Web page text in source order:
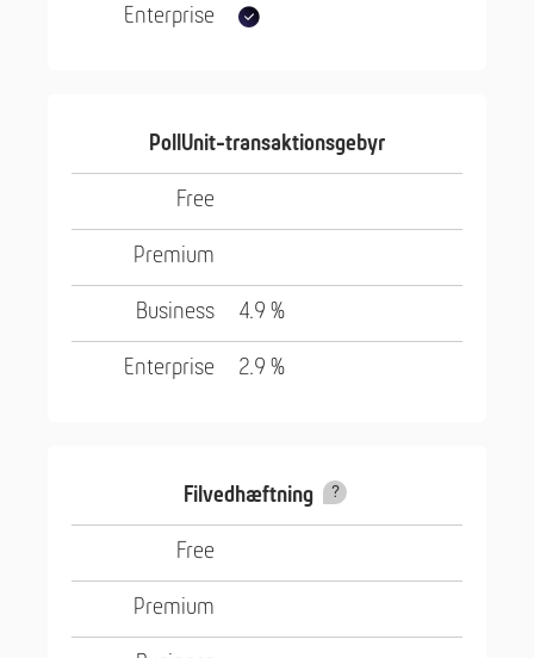
PollUnit-transaktionsgebyr
4.9 %
2.9 %
Filvedhæftning